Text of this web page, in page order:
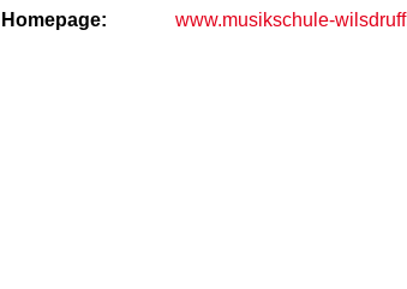
Homepage:
www.musikschule-